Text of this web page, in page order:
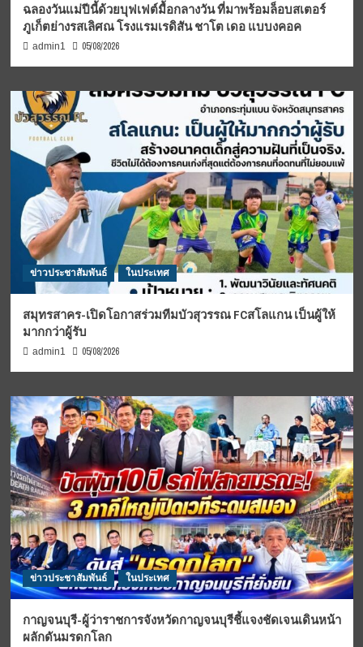
ฉลองวันแม่ปีนี้ด้วยบุฟเฟต์มื้อกลางวัน ที่มาพร้อมล็อบสเตอร์
ภูเก็ตย่างรสเลิศณ โรงแรมเรดิสัน ชาโต เดอ แบบงคอค
admin1 05/08/2026
ข่าวประชาสัมพันธ์ ในประเทศ
สมุทรสาคร-เปิดโอกาสร่วมทีมบัวสุวรรณ FCสโลแกน เป็นผู้ให้
มากกว่าผู้รับ
admin1 05/08/2026
ข่าวประชาสัมพันธ์ ในประเทศ
กาญจนบุรี-ผู้ว่าราชการจังหวัดกาญจนบุรีชี้แจงชัดเจนเดินหน้า
ผลักดันมรดกโลก